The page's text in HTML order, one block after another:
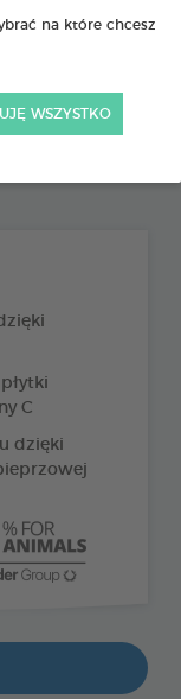
na które chcesz
WSZYSTKO
C
dzięki